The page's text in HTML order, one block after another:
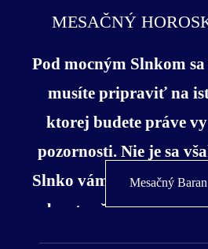
MESAČNÝ
Pod mocným Slnkom
musíte pripraviť na
ktorej budete práve
pozornosti. Nie je sa
Slnko vám dodá
aby ste všetko
objavíte v sebe silu
Mesačný Baran